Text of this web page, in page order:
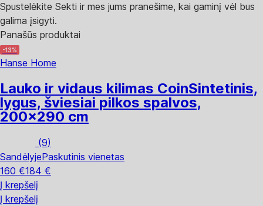
Spustelėkite Sekti ir mes jums pranešime, kai gaminį vėl bus
galima įsigyti.
Panašūs produktai
-13%
Hanse Home
Lauko ir vidaus kilimas CoinSintetinis,
lygus, šviesiai pilkos spalvos,
200x290 cm
(9)
SandėlyjePaskutinis vienetas
160 €184 €
Į krepšelį
Į krepšelį